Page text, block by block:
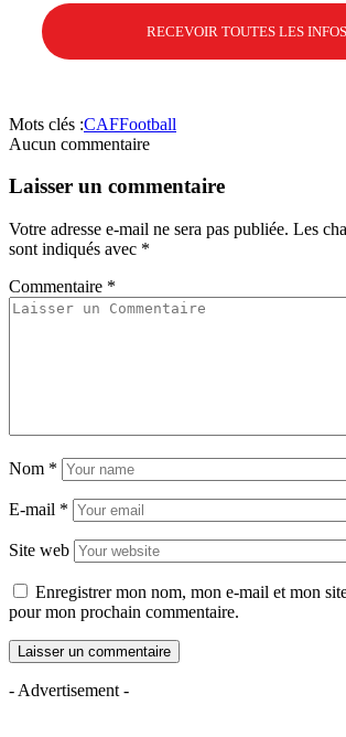
Mots clés :CAFFootball
Aucun commentaire
Laisser un commentaire
Votre adresse e-mail ne sera pas publiée. Les
sont indiqués avec *
Commentaire *
Nom *
E-mail *
Site web
Enregistrer mon nom, mon e-mail et mon
pour mon prochain commentaire.
- Advertisement -